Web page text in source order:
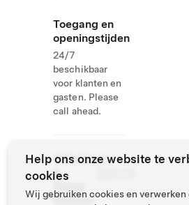
Toegang en
openingstijden
24/7
beschikbaar
voor klanten en
gasten. Please
call ahead.
Website
&
Number
06
Help ons onze website te
cookies
Wij gebruiken cookies en verwerken